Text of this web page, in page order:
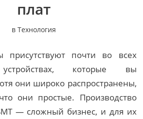
плат
вТехнология
присутствуют почти во всех
которые вы
они широко распространены,
они простые. Производство
— сложный бизнес, и для их